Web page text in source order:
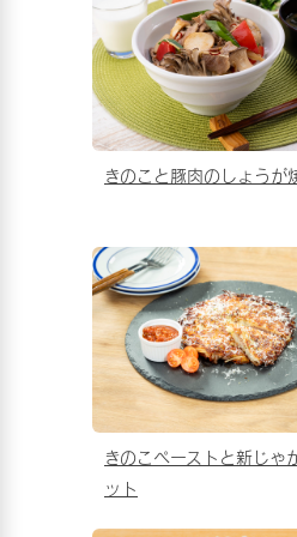
きのこと豚肉のしょうが
きのこペーストと新じゃ
ット